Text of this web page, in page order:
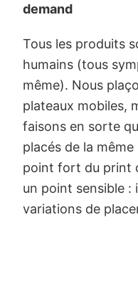
demand
Tous les produits
humains (tous
même). Nous
plateaux mobiles,
faisons en sorte
placés de la
point fort du print
un point sensible :
variations de